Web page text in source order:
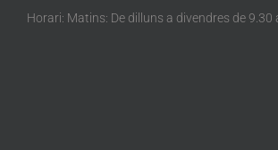
Horari: Matins: De dilluns a divendres de 9.30